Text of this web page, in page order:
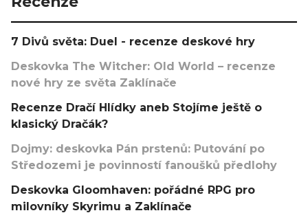
7 Divů světa: Duel - recenze deskové hry
Deskovka The Witcher: Old World – recenze
nové hry ze světa Zaklínače
Recenze Dračí Hlídky aneb Stojíme ještě o
klasický Dračák?
Dojmy: deskovka Pán prstenů: Putování po
Středozemi je povinností fanoušků předlohy
Deskovka Gloomhaven: pořádné RPG pro
milovníky Skyrimu a Zaklínače